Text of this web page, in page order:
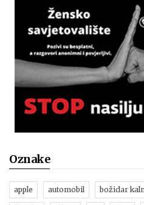
Oznake
apple automobil božidar